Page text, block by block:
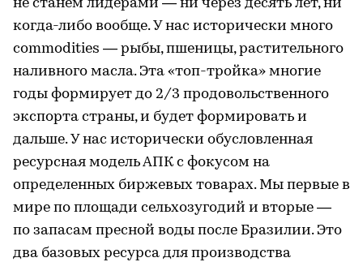
не станем лидерами — ни через десять лет, ни
когда-либо вообще. У нас исторически много
commodities — рыбы, пшеницы, растительного
наливного масла. Эта «топ-тройка» многие
годы формирует до 2/3 продовольственного
экспорта страны, и будет формировать и
дальше. У нас исторически обусловленная
ресурсная модель АПК с фокусом на
определенных биржевых товарах. Мы первые в
мире по площади сельхозугодий и вторые —
по запасам пресной воды после Бразилии. Это
два базовых ресурса для производства